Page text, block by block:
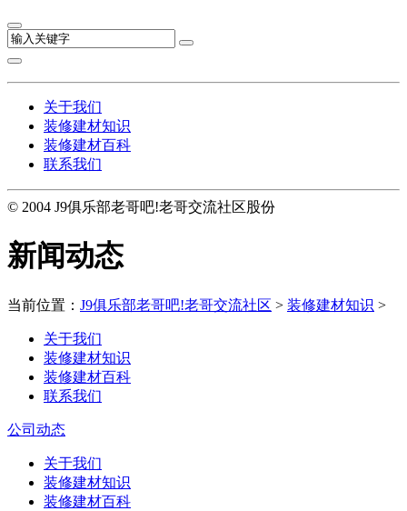
关于我们
装修建材知识
装修建材百科
联系我们
© 2004 J9俱乐部老哥吧!老哥交流社区股份
新闻动态
当前位置： J9俱乐部老哥吧!老哥交流社区 > 装修建材知识 >
关于我们
装修建材知识
装修建材百科
联系我们
公司动态
关于我们
装修建材知识
装修建材百科